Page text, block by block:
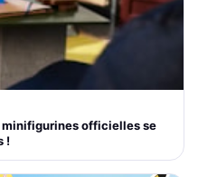
minifigurines officielles se
!